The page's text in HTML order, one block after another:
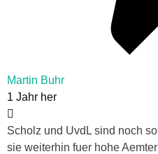
Martin Buhr
1 Jahr her
Scholz und UvdL sind noch
sie weiterhin fuer hohe